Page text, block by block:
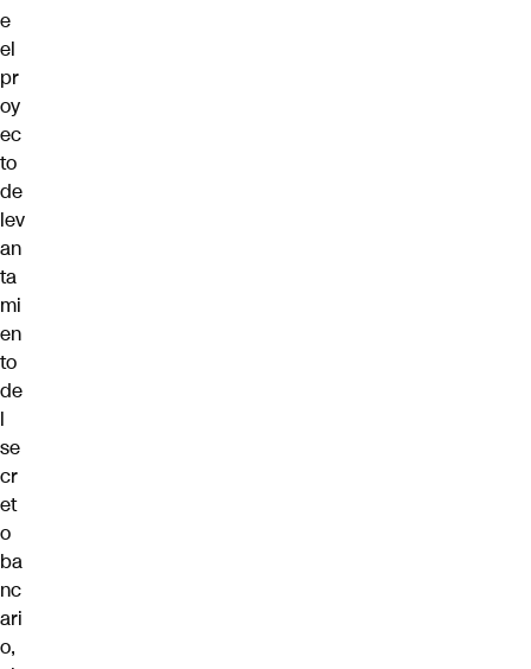
e
el
pr
oy
ec
to
de
lev
an
ta
mi
en
to
de
l
se
cr
et
o
ba
nc
ari
o,